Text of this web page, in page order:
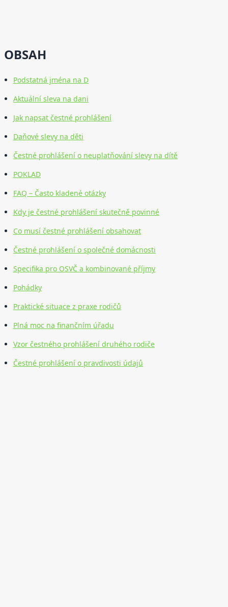
OBSAH
Podstatná jména na D
Aktuální sleva na dani
Jak napsat čestné prohlášení
Daňové slevy na děti
Čestné prohlášení o neuplatňování slevy na dítě
POKLAD
FAQ – Často kladené otázky
Kdy je čestné prohlášení skutečně povinné
Co musí čestné prohlášení obsahovat
Čestné prohlášení o společné domácnosti
Specifika pro OSVČ a kombinované příjmy
Pohádky
Praktické situace z praxe rodičů
Plná moc na finančním úřadu
Vzor čestného prohlášení druhého rodiče
Čestné prohlášení o pravdivosti údajů